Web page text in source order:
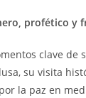
profético y
clave de
su visita
la paz en